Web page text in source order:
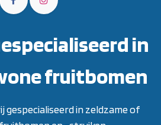
in
fruitbomen
gespecialiseerd in zeldzame of